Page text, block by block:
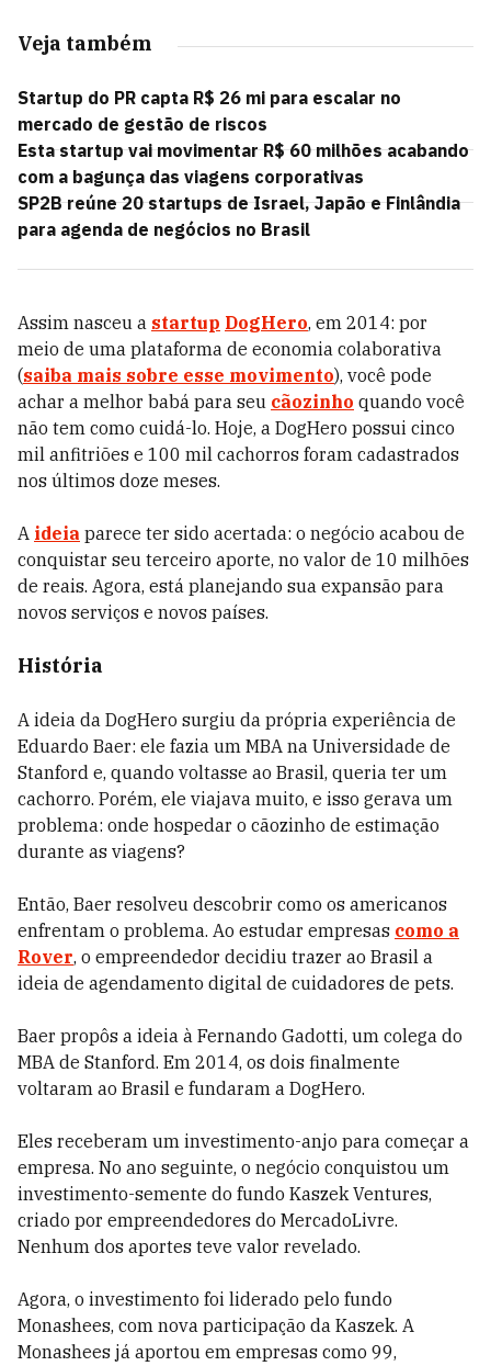
Veja também
Startup do PR capta R$ 26 mi para escalar no
mercado de gestão de riscos
Esta startup vai movimentar R$ 60 milhões acabando
com a bagunça das viagens corporativas
SP2B reúne 20 startups de Israel, Japão e Finlândia
para agenda de negócios no Brasil
Assim nasceu a startup DogHero, em 2014: por
meio de uma plataforma de economia colaborativa
(saiba mais sobre esse movimento), você pode
achar a melhor babá para seu cãozinho quando você
não tem como cuidá-lo. Hoje, a DogHero possui cinco
mil anfitriões e 100 mil cachorros foram cadastrados
nos últimos doze meses.
A ideia parece ter sido acertada: o negócio acabou de
conquistar seu terceiro aporte, no valor de 10 milhões
de reais. Agora, está planejando sua expansão para
novos serviços e novos países.
História
A ideia da DogHero surgiu da própria experiência de
Eduardo Baer: ele fazia um MBA na Universidade de
Stanford e, quando voltasse ao Brasil, queria ter um
cachorro. Porém, ele viajava muito, e isso gerava um
problema: onde hospedar o cãozinho de estimação
durante as viagens?
Então, Baer resolveu descobrir como os americanos
enfrentam o problema. Ao estudar empresas como a
Rover, o empreendedor decidiu trazer ao Brasil a
ideia de agendamento digital de cuidadores de pets.
Baer propôs a ideia à Fernando Gadotti, um colega do
MBA de Stanford. Em 2014, os dois finalmente
voltaram ao Brasil e fundaram a DogHero.
Eles receberam um investimento-anjo para começar a
empresa. No ano seguinte, o negócio conquistou um
investimento-semente do fundo Kaszek Ventures,
criado por empreendedores do MercadoLivre.
Nenhum dos aportes teve valor revelado.
Agora, o investimento foi liderado pelo fundo
Monashees, com nova participação da Kaszek. A
Monashees já aportou em empresas como 99,